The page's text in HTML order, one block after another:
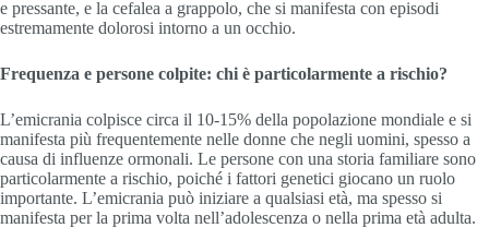
e pressante, e la cefalea a grappolo, che si manifesta con episodi
estremamente dolorosi intorno a un occhio.
Frequenza e persone colpite: chi è particolarmente a rischio?
L’emicrania colpisce circa il 10-15% della popolazione mondiale e si
manifesta più frequentemente nelle donne che negli uomini, spesso a
causa di influenze ormonali. Le persone con una storia familiare sono
particolarmente a rischio, poiché i fattori genetici giocano un ruolo
importante. L’emicrania può iniziare a qualsiasi età, ma spesso si
manifesta per la prima volta nell’adolescenza o nella prima età adulta.